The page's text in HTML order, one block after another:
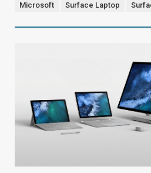
Microsoft Surface Laptop